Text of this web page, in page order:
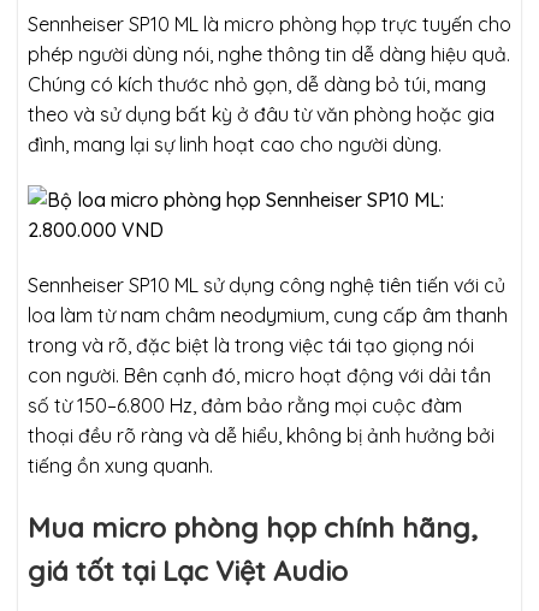
Sennheiser SP10 ML là micro phòng họp trực tuyến cho
phép người dùng nói, nghe thông tin dễ dàng hiệu quả.
Chúng có kích thước nhỏ gọn, dễ dàng bỏ túi, mang
theo và sử dụng bất kỳ ở đâu từ văn phòng hoặc gia
đình, mang lại sự linh hoạt cao cho người dùng.
Sennheiser SP10 ML sử dụng công nghệ tiên tiến với củ
loa làm từ nam châm neodymium, cung cấp âm thanh
trong và rõ, đặc biệt là trong việc tái tạo giọng nói
con người. Bên cạnh đó, micro hoạt động với dải tần
số từ 150–6.800 Hz, đảm bảo rằng mọi cuộc đàm
thoại đều rõ ràng và dễ hiểu, không bị ảnh hưởng bởi
tiếng ồn xung quanh.
Mua micro phòng họp chính hãng,
giá tốt tại Lạc Việt Audio